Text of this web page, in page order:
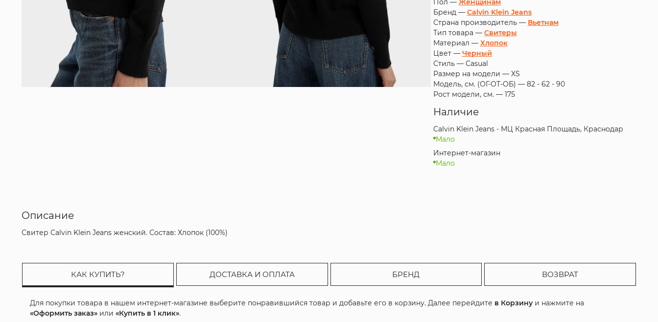
Пол — Женщинам
Бренд — Calvin Klein Jeans
Страна производитель — Вьетнам
Тип товара — Свитеры
Материал — Хлопок
Цвет — Черный
Стиль — Casual
Размер на модели — XS
Модель, см. (ОГ-ОТ-ОБ) — 82 - 62 - 90
Рост модели, см. — 175
Наличие
Calvin Klein Jeans - МЦ Красная Площадь, Краснодар
Мало
Интернет-магазин
Мало
Описание
Свитер Calvin Klein Jeans женский. Состав: Хлопок (100%)
КАК КУПИТЬ? ДОСТАВКА И ОПЛАТА БРЕНД ВОЗВРАТ
Для покупки товара в нашем интернет-магазине выберите понравившийся товар и добавьте его в корзину. Далее перейдите в Корзину и нажмите на
«Оформить заказ» или«Купить в 1 клик».